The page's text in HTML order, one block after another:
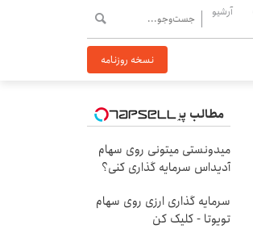
آرشیو
نسخه روزنامه
مطالب پیشنهادی
میدونستی میتونی روی سهام
آدیداس سرمایه گذاری کنی؟
سرمایه گذاری ارزی روی سهام
تویوتا - کلیک کن